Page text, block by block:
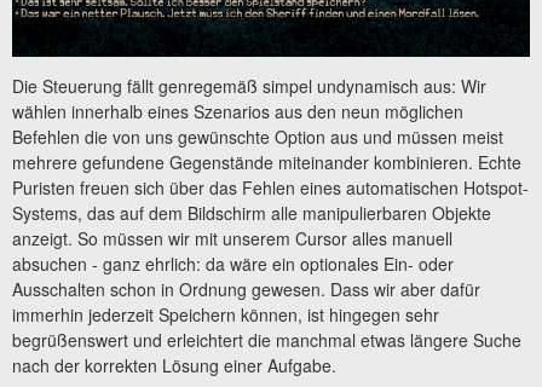
Die Steuerung fällt genregemäß simpel undynamisch aus: Wir
wählen innerhalb eines Szenarios aus den neun möglichen
Befehlen die von uns gewünschte Option aus und müssen meist
mehrere gefundene Gegenstände miteinander kombinieren. Echte
Puristen freuen sich über das Fehlen eines automatischen Hotspot-
Systems, das auf dem Bildschirm alle manipulierbaren Objekte
anzeigt. So müssen wir mit unserem Cursor alles manuell
absuchen - ganz ehrlich: da wäre ein optionales Ein- oder
Ausschalten schon in Ordnung gewesen. Dass wir aber dafür
immerhin jederzeit Speichern können, ist hingegen sehr
begrüßenswert und erleichtert die manchmal etwas längere Suche
nach der korrekten Lösung einer Aufgabe.